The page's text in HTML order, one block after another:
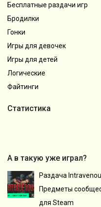
Бесплатные раздачи игр
Бродилки
Гонки
Игры для девочек
Игры для детей
Логические
Файтинги
Статистика
А в такую уже играл?
Раздача
Предметы
для Steam